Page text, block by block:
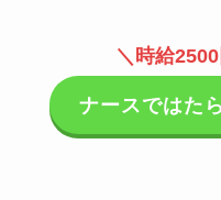
＼時給
ナースではた